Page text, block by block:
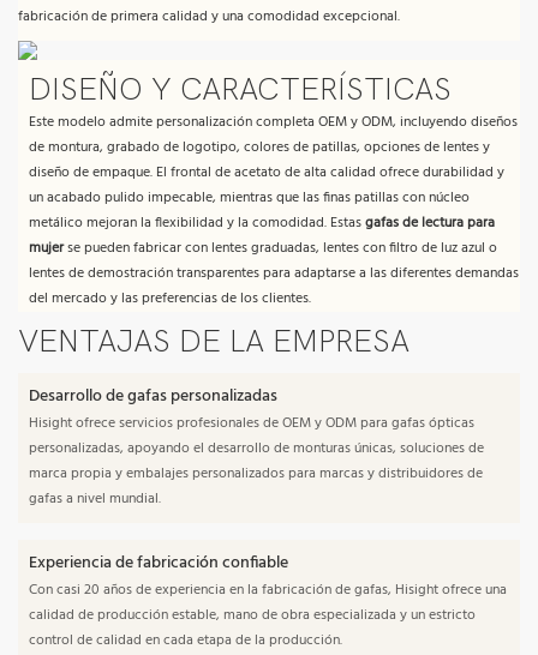
fabricación de primera calidad y una comodidad excepcional.
DISEÑO Y CARACTERÍSTICAS
Este modelo admite personalización completa OEM y ODM, incluyendo diseños
de montura, grabado de logotipo, colores de patillas, opciones de lentes y
diseño de empaque. El frontal de acetato de alta calidad ofrece durabilidad y
un acabado pulido impecable, mientras que las finas patillas con núcleo
metálico mejoran la flexibilidad y la comodidad. Estasgafas de lectura para
mujerse pueden fabricar con lentes graduadas, lentes con filtro de luz azul o
lentes de demostración transparentes para adaptarse a las diferentes demandas
del mercado y las preferencias de los clientes.
VENTAJAS DE LA EMPRESA
Desarrollo de gafas personalizadas
Hisight ofrece servicios profesionales de OEM y ODM para gafas ópticas
personalizadas, apoyando el desarrollo de monturas únicas, soluciones de
marca propia y embalajes personalizados para marcas y distribuidores de
gafas a nivel mundial.
Experiencia de fabricación confiable
Con casi 20 años de experiencia en la fabricación de gafas, Hisight ofrece una
calidad de producción estable, mano de obra especializada y un estricto
control de calidad en cada etapa de la producción.